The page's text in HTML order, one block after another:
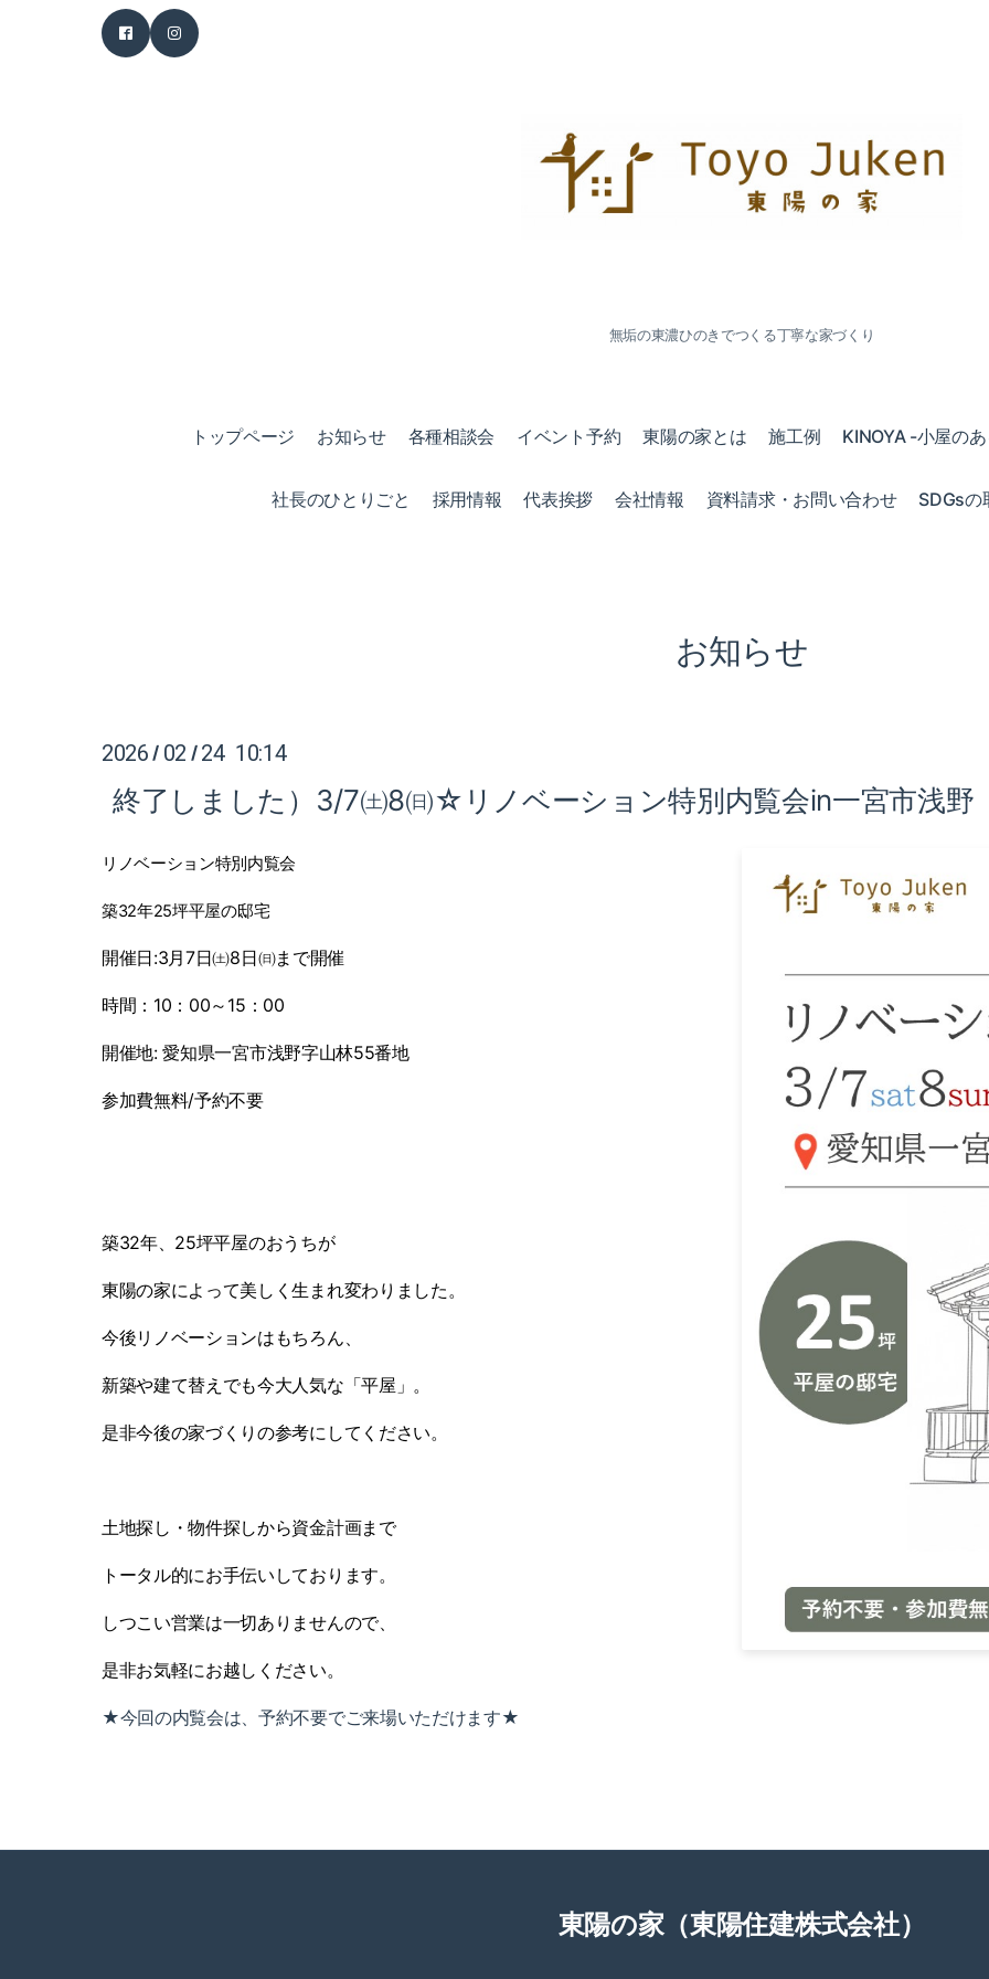
無垢の東濃ひのきでつくる丁寧な家づくり
トップページ お知らせ 各種相談会 イベント予約 東陽の家とは 施工例 KINOYA -小屋の
社長のひとりごと 採用情報 代表挨拶 会社情報 資料請求・お問い合わせ SDGsの
お知らせ
2026 / 02 / 24 10:14
終了しました）3/7㈯8㈰☆リノベーション特別内覧会in一宮市浅野
リノベーション特別内覧会
築32年25坪平屋の邸宅
開催日:3月7日㈯8日㈰まで開催
時間： 10 ： 00～ 15 ： 00
開催地:愛知県一宮市浅野字山林55番地
参加費無料/予約不要
築32年、 25坪平屋のおうちが
東陽の家によって美しく生まれ変わりました。
今後リノベーションはもちろん、
新築や建て替えでも今大人気な「平屋」。
是非今後の家づくりの参考にしてください。
土地探し・物件探しから資金計画まで
トータル的にお手伝いしております。
しつこい営業は一切ありませんので、
是非お気軽にお越しください。
★今回の内覧会は、予約不要でご来場いただけます★
東陽の家（東陽住建株式会社）